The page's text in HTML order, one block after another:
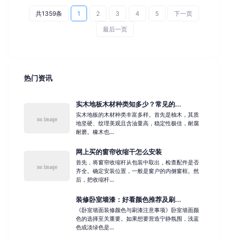
共1359条 1 2 3 4 5 下一页
最后一页
热门资讯
实木地板木材种类知多少？常见的...
实木地板的木材种类丰富多样。首先是柚木，其质
地坚硬、纹理美观且含油量高，稳定性极佳，耐腐
耐磨。橡木也...
网上买的窗帘收缩干怎么安装
首先，将窗帘收缩杆从包装中取出，检查配件是否
齐全。确定安装位置，一般是窗户的内侧窗框。然
后，把收缩杆...
装修卧室墙漆：好看颜色推荐及刷...
《卧室墙面装修颜色与刷漆注意事项》卧室墙面颜
色的选择至关重要。如果想要营造宁静氛围，浅蓝
色或淡绿色是...